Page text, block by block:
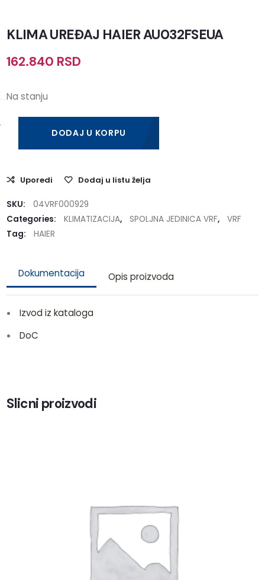
KLIMA UREĐAJ HAIER AU032FSEUA
162.840 RSD
Na stanju
DODAJ U KORPU
Uporedi Dodaj u listu želja
SKU:
04VRF000929
Categories:
KLIMATIZACIJA, SPOLJNA JEDINICA VRF,
VRF
Tag:
HAIER
Dokumentacija Opis proizvoda
Izvod iz kataloga
DoC
Slicni proizvodi